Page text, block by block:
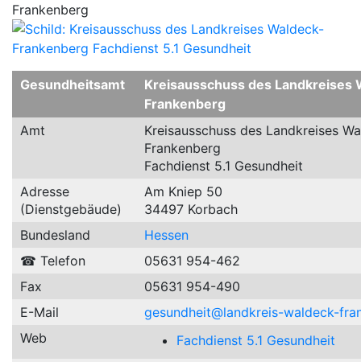
Frankenberg
Gesundheitsamt
Kreisausschuss des Landkreises
Frankenberg
Amt
Kreisausschuss des Landkreises
Frankenberg
Fachdienst 5.1 Gesundheit
Adresse
(Dienstgebäude)
Am Kniep 50
34497 Korbach
Bundesland
Hessen
☎ Telefon
05631 954-462
Fax
05631 954-490
E-Mail
gesundheit@landkreis-waldeck-
Web
Fachdienst 5.1 Gesundheit